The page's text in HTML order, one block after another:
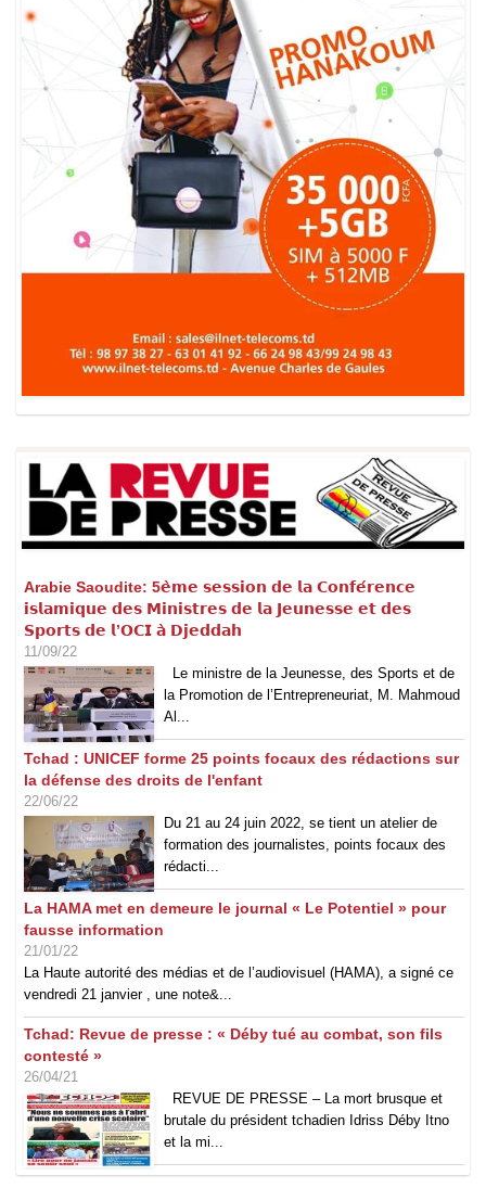
Arabie Saoudite: 5𝗲̀𝗺𝗲 𝘀𝗲𝘀𝘀𝗶𝗼𝗻 𝗱𝗲 𝗹𝗮 𝗖𝗼𝗻𝗳𝗲́𝗿𝗲𝗻𝗰𝗲
𝗶𝘀𝗹𝗮𝗺𝗶𝗾𝘂𝗲 𝗱𝗲𝘀 𝗠𝗶𝗻𝗶𝘀𝘁𝗿𝗲𝘀 𝗱𝗲 𝗹𝗮 𝗝𝗲𝘂𝗻𝗲𝘀𝘀𝗲 𝗲𝘁 𝗱𝗲𝘀
𝗦𝗽𝗼𝗿𝘁𝘀 𝗱𝗲 𝗹’𝗢𝗖𝗜 𝗮̀ 𝗗𝗷𝗲𝗱𝗱𝗮𝗵
11/09/22
Le ministre de la Jeunesse, des Sports et de
la Promotion de l’Entrepreneuriat, M. Mahmoud
Al...
Tchad : UNICEF forme 25 points focaux des rédactions sur
la défense des droits de l'enfant
22/06/22
Du 21 au 24 juin 2022, se tient un atelier de
formation des journalistes, points focaux des
rédacti...
La HAMA met en demeure le journal « Le Potentiel » pour
fausse information
21/01/22
La Haute autorité des médias et de l’audiovisuel (HAMA), a signé ce
vendredi 21 janvier , une note&...
Tchad: Revue de presse : « Déby tué au combat, son fils
contesté »
26/04/21
REVUE DE PRESSE – La mort brusque et
brutale du président tchadien Idriss Déby Itno
et la mi...